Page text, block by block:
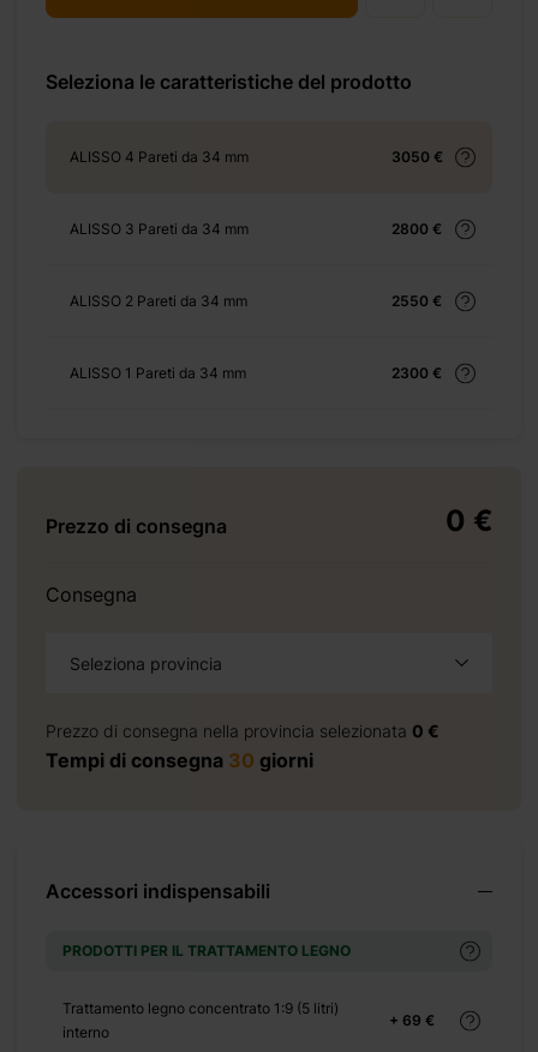
Seleziona le caratteristiche del prodotto
ALISSO 4 Pareti da 34 mm 3050 €
ALISSO 3 Pareti da 34 mm 2800 €
ALISSO 2 Pareti da 34 mm 2550 €
ALISSO 1 Pareti da 34 mm 2300 €
Prezzo di consegna 0 €
Consegna
Seleziona provincia
Prezzo di consegna nella provincia selezionata 0 €
Tempi di consegna 30 giorni
Accessori indispensabili
PRODOTTI PER IL TRATTAMENTO LEGNO
+ 69 €
Trattamento legno concentrato 1:9 (5 litri)
interno